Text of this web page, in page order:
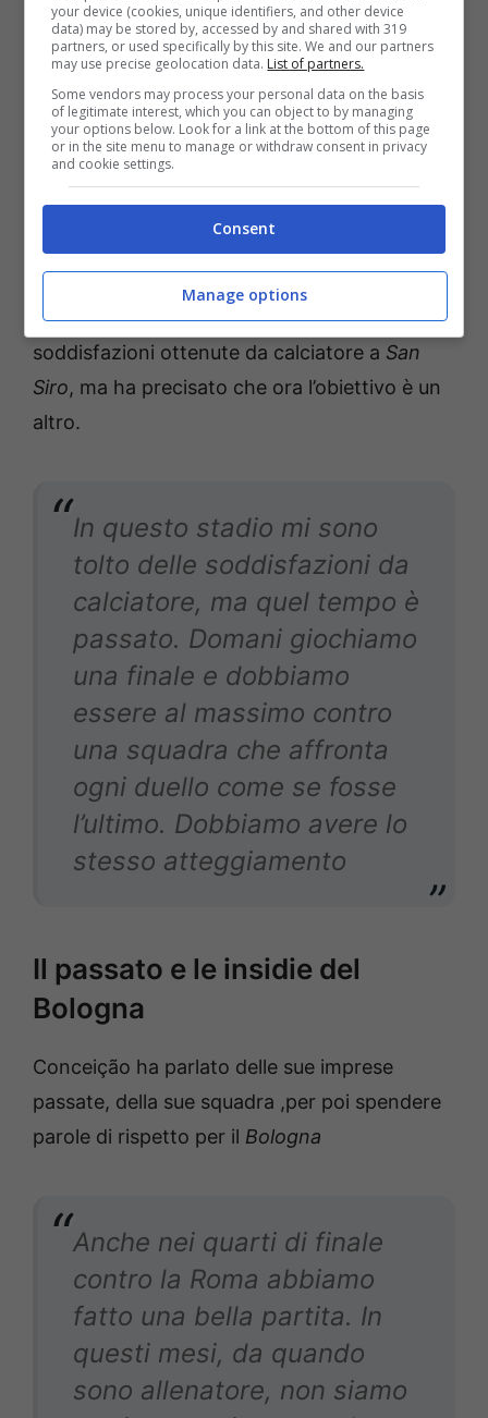
domani e conquistare un
trofeo che ci permetterà di
giocare in Europa la
prossima stagione
Le sfide personali all’Olimpico
Il tecnico portoghese ha ricordato anche le
soddisfazioni ottenute da calciatore a San
Siro, ma ha precisato che ora l’obiettivo è un
altro.
In questo stadio mi sono
tolto delle soddisfazioni da
calciatore, ma quel tempo è
passato. Domani giochiamo
una finale e dobbiamo
essere al massimo contro
una squadra che affronta
ogni duello come se fosse
l’ultimo. Dobbiamo avere lo
stesso atteggiamento
Il passato e le insidie del
Bologna
Conceição ha parlato delle sue imprese
passate, della sue squadra ,per poi spendere
parole di rispetto per il Bologna
Anche nei quarti di finale
contro la Roma abbiamo
fatto una bella partita. In
questi mesi, da quando
sono allenatore, non siamo
your device (cookies, unique identifiers, and other device
data) may be stored by, accessed by and shared with 319
partners, or used specifically by this site. We and our partners
may use precise geolocation data. List of partners.
Some vendors may process your personal data on the basis
of legitimate interest, which you can object to by managing
your options below. Look for a link at the bottom of this page
or in the site menu to manage or withdraw consent in privacy
and cookie settings.
Consent
Manage options